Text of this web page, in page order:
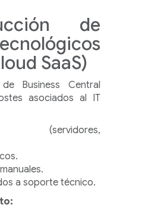
de
SaaS)
Business Central
asociados al IT
(servidores,
a soporte técnico.